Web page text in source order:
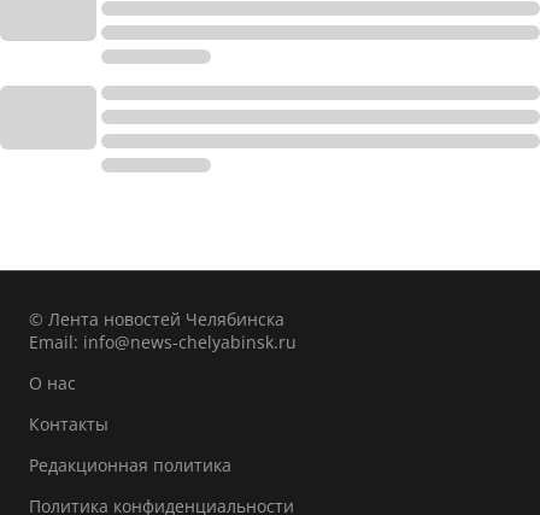
© Лента новостей Челябинска
Email: info@news-chelyabinsk.ru
О нас
Контакты
Редакционная политика
Политика конфиденциальности